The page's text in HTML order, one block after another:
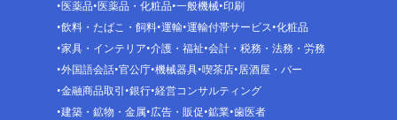
医薬品 医薬品・化粧品 一般機械 印刷
飲料・たばこ・飼料 運輸 運輸付帯サービス 化粧品
家具・インテリア 介護・福祉 会計・税務・法務・労務
外国語会話 官公庁 機械器具 喫茶店 居酒屋・バー
金融商品取引 銀行 経営コンサルティング
建築・鉱物・金属 広告・販促 鉱業 歯医者